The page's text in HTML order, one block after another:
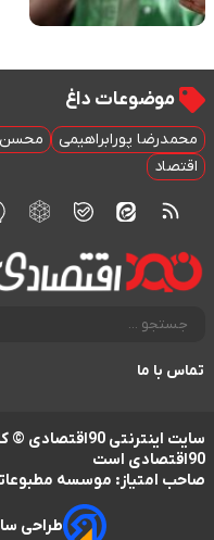
موضوعات داغ
محمدرضا پورابراهیمی محسن
اقتصاد
تماس با ما
سایت اینترنتی
90اقتصادی است
صاحب امتیاز: موسسه
طراحی